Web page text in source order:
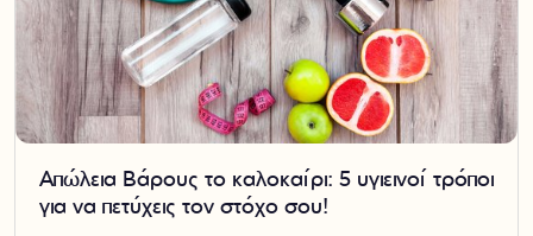
Απώλεια Βάρους το καλοκαίρι: 5 υγιεινοί τρόποι
για να πετύχεις τον στόχο σου!